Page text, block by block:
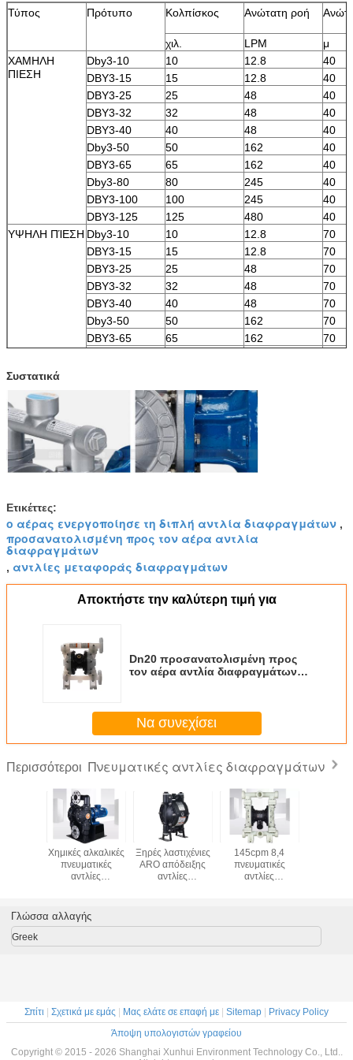
Τύπος
Πρότυπο Κολπίσκος Ανώτατη ροή
χιλ. LPM
μ
ΧΑΜΗΛΗ
ΠΙΕΣΗ
Dby3-10 10 12.8
40
DBY3-15
15 12.8
40
DBY3-25
25 48
40
DBY3-32
32 48
40
DBY3-40
40 48
40
Dby3-50
50 162
40
DBY3-65
65 162
40
Dby3-80
80 245
40
DBY3-100
100 245
40
DBY3-125
125 480
40
ΥΨΗΛΗ ΠΊΕΣΗ Dby3-10 10 12.8
70
DBY3-15
15 12.8
70
DBY3-25
25 48
70
DBY3-32
32 48
70
DBY3-40
40 48
70
Dby3-50
50 162
70
DBY3-65
65 162
70
DBY3-125
125 480
Συστατικά
Ετικέττες:
ο αέρας ενεργοποίησε τη διπλή αντλία διαφραγμάτων ,
προσανατολισμένη προς τον αέρα αντλία
διαφραγμάτων
, αντλίες μεταφοράς διαφραγμάτων
Αποκτήστε την καλύτερη τιμή για
Dn20 προσανατολισμένη προς
τον αέρα αντλία διαφραγμάτων
Να συνεχίσει
Περισσότεροι Πνευματικές αντλίες διαφραγμάτων
Χημικές αλκαλικές
πνευματικές
αντλίες
Ξηρές λαστιχένιες
ARO απόδειξης
αντλίες
145cpm 8,4
πνευματικές
αντλίες
Γλώσσα αλλαγής
Greek
Σπίτι | Σχετικά με εμάς | Μας ελάτε σε επαφή με | Sitemap | Privacy Policy
Άποψη υπολογιστών γραφείου
Copyright © 2015 - 2026 Shanghai Xunhui Environment Technology Co., Ltd..